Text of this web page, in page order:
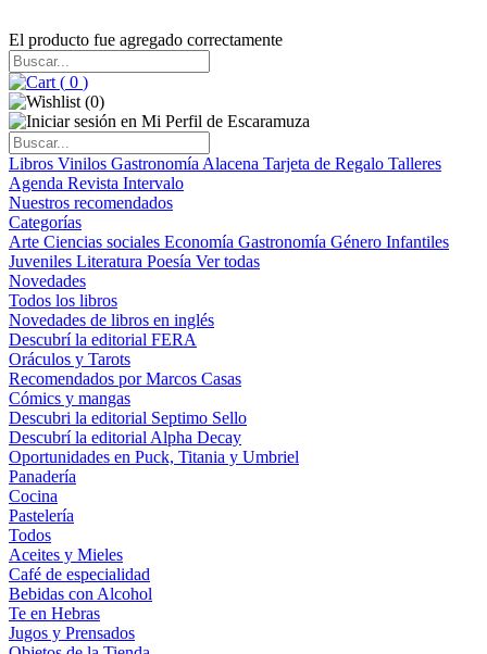
El producto fue agregado correctamente
( 0 )
(0)
Libros Vinilos Gastronomía Alacena Tarjeta de Regalo Talleres
Agenda Revista Intervalo
Nuestros recomendados
Categorías
Arte Ciencias sociales Economía Gastronomía Género Infantiles
Juveniles Literatura Poesía Ver todas
Novedades
Todos los libros
Novedades de libros en inglés
Descubrí la editorial FERA
Oráculos y Tarots
Recomendados por Marcos Casas
Cómics y mangas
Descubri la editorial Septimo Sello
Descubrí la editorial Alpha Decay
Oportunidades en Puck, Titania y Umbriel
Panadería
Cocina
Pastelería
Todos
Aceites y Mieles
Café de especialidad
Bebidas con Alcohol
Te en Hebras
Jugos y Prensados